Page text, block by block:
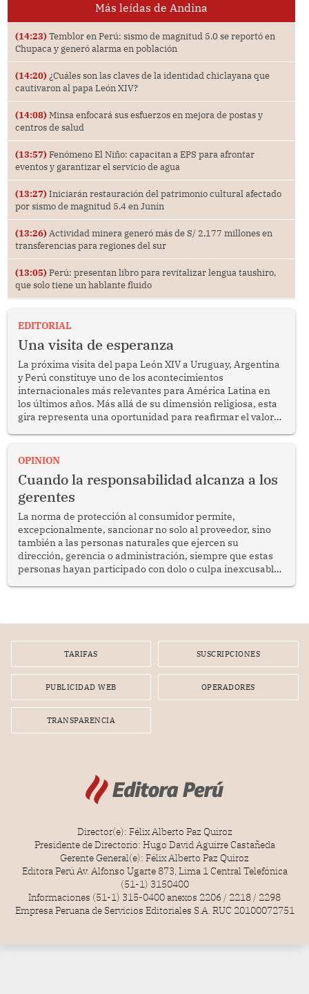
Más leídas de Andina
(14:23) Temblor en Perú: sismo de magnitud 5.0 se reportó en
Chupaca y generó alarma en población
(14:20) ¿Cuáles son las claves de la identidad chiclayana que
cautivaron al papa León XIV?
(14:08) Minsa enfocará sus esfuerzos en mejora de postas y
centros de salud
(13:57) Fenómeno El Niño: capacitan a EPS para afrontar
eventos y garantizar el servicio de agua
(13:27) Iniciarán restauración del patrimonio cultural afectado
por sismo de magnitud 5.4 en Junín
(13:26) Actividad minera generó más de S/ 2,177 millones en
transferencias para regiones del sur
(13:05) Perú: presentan libro para revitalizar lengua taushiro,
que solo tiene un hablante fluido
EDITORIAL
Una visita de esperanza
La próxima visita del papa León XIV a Uruguay, Argentina
y Perú constituye uno de los acontecimientos
internacionales más relevantes para América Latina en
los últimos años. Más allá de su dimensión religiosa, esta
gira representa una oportunidad para reafirmar el valor
enfrenta desafíos en materia de desarrollo, cohesión
OPINION
Cuando la responsabilidad alcanza a los
gerentes
La norma de protección al consumidor permite,
excepcionalmente, sancionar no solo al proveedor, sino
también a las personas naturales que ejercen su
dirección, gerencia o administración, siempre que estas
personas hayan participado con dolo o culpa inexcusable
por la frustrada realización de un meet and greet con
TARIFAS SUSCRIPCIONES
PUBLICIDAD WEB OPERADORES
TRANSPARENCIA
Director(e): Félix Alberto Paz Quiroz
Presidente de Directorio: Hugo David Aguirre Castañeda
Gerente General(e): Félix Alberto Paz Quiroz
Editora Perú Av. Alfonso Ugarte 873, Lima 1 Central Telefónica
(51-1) 3150400
Informaciones (51-1) 315-0400 anexos 2206 / 2218 / 2298
Empresa Peruana de Servicios Editoriales S.A. RUC 20100072751